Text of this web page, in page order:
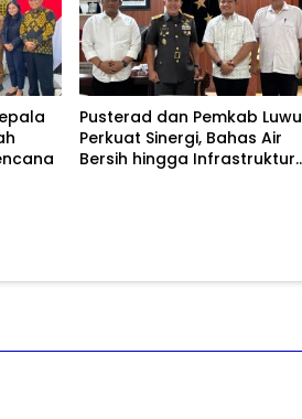
Pusterad dan Pemkab Luwu
Perkuat Sinergi, Bahas Air
Bersih hingga Infrastruktur